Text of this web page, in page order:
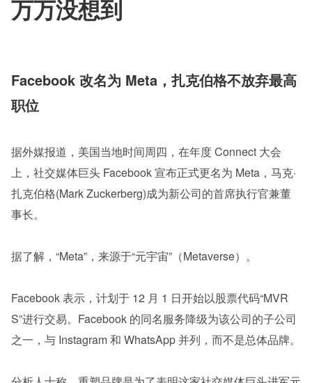
万万没想到
Facebook 改名为 Meta，扎克伯格不放弃最高
职位
据外媒报道，美国当地时间周四，在年度 Connect 大会
上，社交媒体巨头 Facebook 宣布正式更名为 Meta，马克·
扎克伯格(Mark Zuckerberg)成为新公司的首席执行官兼董
事长。
据了解，“Meta”，来源于“元宇宙”（Metaverse）。
Facebook 表示，计划于 12 月 1 日开始以股票代码“MVR
S”进行交易。Facebook 的同名服务降级为该公司的子公司
之一，与 Instagram 和 WhatsApp 并列，而不是总体品牌。